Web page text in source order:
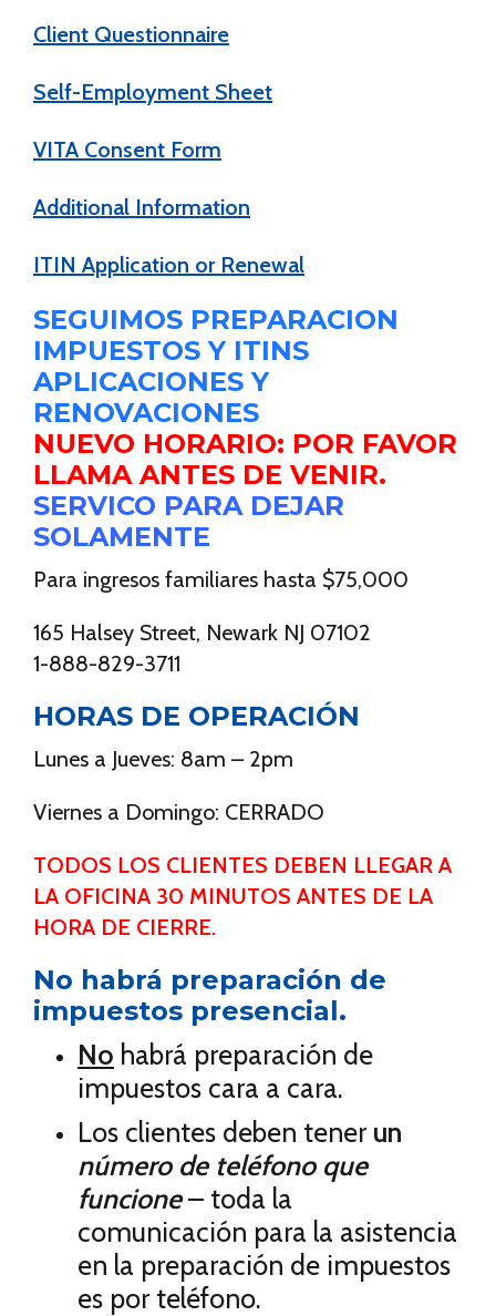
Client Questionnaire
Self-Employment Sheet
VITA Consent Form
Additional Information
ITIN Application or Renewal
SEGUIMOS PREPARACION
IMPUESTOS Y ITINS
APLICACIONES Y
RENOVACIONES
NUEVO HORARIO: POR FAVOR
LLAMA ANTES DE VENIR.
SERVICO PARA DEJAR
SOLAMENTE
Para ingresos familiares hasta $75,000
165 Halsey Street, Newark NJ 07102
1-888-829-3711
HORAS DE OPERACIÓN
Lunes a Jueves: 8am – 2pm
Viernes a Domingo: CERRADO
TODOS LOS CLIENTES DEBEN LLEGAR A
LA OFICINA 30 MINUTOS ANTES DE LA
HORA DE CIERRE.
No habrá preparación de
impuestos presencial.
No habrá preparación de
impuestos cara a cara.
Los clientes deben tener un
número de teléfono que
funcione– toda la
comunicación para la asistencia
en la preparación de impuestos
es por teléfono.